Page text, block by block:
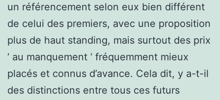
un référencement selon eux bien différent
de celui des premiers, avec une proposition
plus de haut standing, mais surtout des prix
‘ au manquement ‘ fréquemment mieux
placés et connus d’avance. Cela dit, y a-t-il
des distinctions entre tous ces futurs